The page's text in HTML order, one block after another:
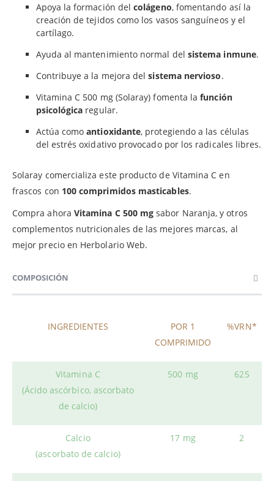
Apoya la formación delcolágeno, fomentando así la
creación de tejidos como los vasos sanguíneos y el
cartílago.
Ayuda al mantenimiento normal del sistema inmune.
Contribuye a la mejora delsistema nervioso.
Vitamina C 500 mg (Solaray) fomenta lafunción
psicológica regular.
Actúa comoantioxidante, protegiendo a las células
del estrés oxidativo provocado por los radicales libres.
Solaray comercializa este producto de Vitamina C en
frascos con 100 comprimidos masticables.
Compra ahora Vitamina C 500 mg sabor Naranja, y otros
complementos nutricionales de las mejores marcas, al
mejor precio en Herbolario Web.
COMPOSICIÓN
INGREDIENTES
POR 1
COMPRIMIDO
%VRN*
Vitamina C
(Ácido ascórbico, ascorbato
de calcio)
500 mg 625
Calcio
(ascorbato de calcio)
17 mg 2